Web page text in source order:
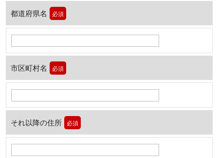
都道府県名 必須
市区町村名 必須
それ以降の住所 必須